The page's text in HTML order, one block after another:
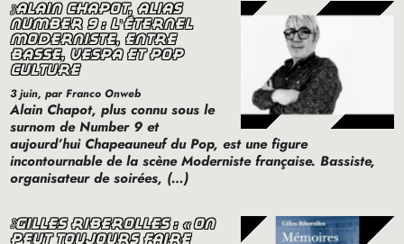
alain chapot, alias
number 9 : l’éternel
moderniste, entre
basse, vespa et pop
culture
3 juin, par Franco Onweb
Alain Chapot, plus connu sous le
surnom de Number 9 et
aujourd’hui Chapeauneuf du Pop, est une figure
incontournable de la scène Moderniste française. Bassiste,
organisateur de soirées, (…)
gilles riberolles : «on
peut toujours faire